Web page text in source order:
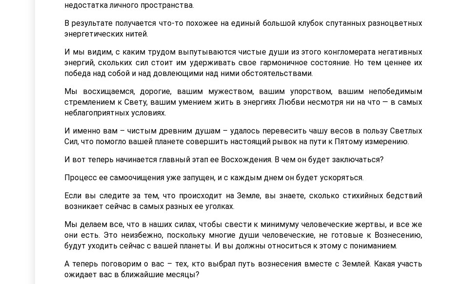
недостатка личного пространства.
В результате получается что-то похожее на единый большой клубок спутанных разноцветных
энергетических нитей.
И мы видим, с каким трудом выпутываются чистые души из этого конгломерата негативных
энергий, скольких сил стоит им удерживать свое гармоничное состояние. Но тем ценнее их
победа над собой и над довлеющими над ними обстоятельствами.
Мы восхищаемся, дорогие, вашим мужеством, вашим упорством, вашим непобедимым
стремлением к Свету, вашим умением жить в энергиях Любви несмотря ни на что — в самых
неблагоприятных условиях.
И именно вам – чистым древним душам – удалось перевесить чашу весов в пользу Светлых
Сил, что помогло вашей планете совершить настоящий рывок на пути к Пятому измерению.
И вот теперь начинается главный этап ее Восхождения. В чем он будет заключаться?
Процесс ее самоочищения уже запущен, и с каждым днем он будет ускоряться.
Если вы следите за тем, что происходит на Земле, вы знаете, сколько стихийных бедствий
возникает сейчас в самых разных ее уголках.
Мы делаем все, что в наших силах, чтобы свести к минимуму человеческие жертвы, и все же
они есть. Это неизбежно, поскольку многие души человеческие, не готовые к Вознесению,
будут уходить сейчас с вашей планеты. И вы должны относиться к этому с пониманием.
А теперь поговорим о вас – тех, кто выбрал путь вознесения вместе с Землей. Какая участь
ожидает вас в ближайшие месяцы?